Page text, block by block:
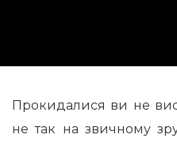
Прокидалися ви не
не так на звичному